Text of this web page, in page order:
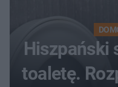
Hiszpański
toaletę.